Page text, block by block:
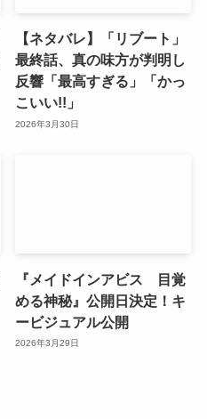
【ネタバレ】「リブート」
最終話、真の味方が判明し
反響「最高すぎる」「かっ
こいい!!」
2026年3月30日
『メイドインアビス 目覚
める神秘』公開日決定！キ
ービジュアル公開
2026年3月29日